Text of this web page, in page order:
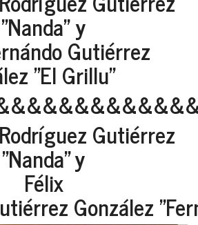
"Nanda" y
Gutiérrez
"El Grillu"
Gutiérrez
"Nanda" y
Félix
González